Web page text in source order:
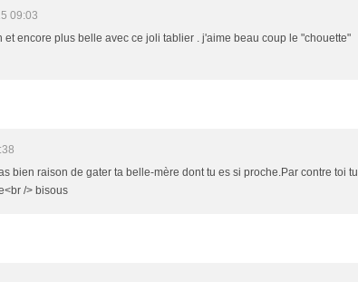
09:03
et encore plus belle avec ce joli tablier . j'aime beau coup le "chouette"
bien raison de gater ta belle-mère dont tu es si proche.Par contre toi tu
/> bisous